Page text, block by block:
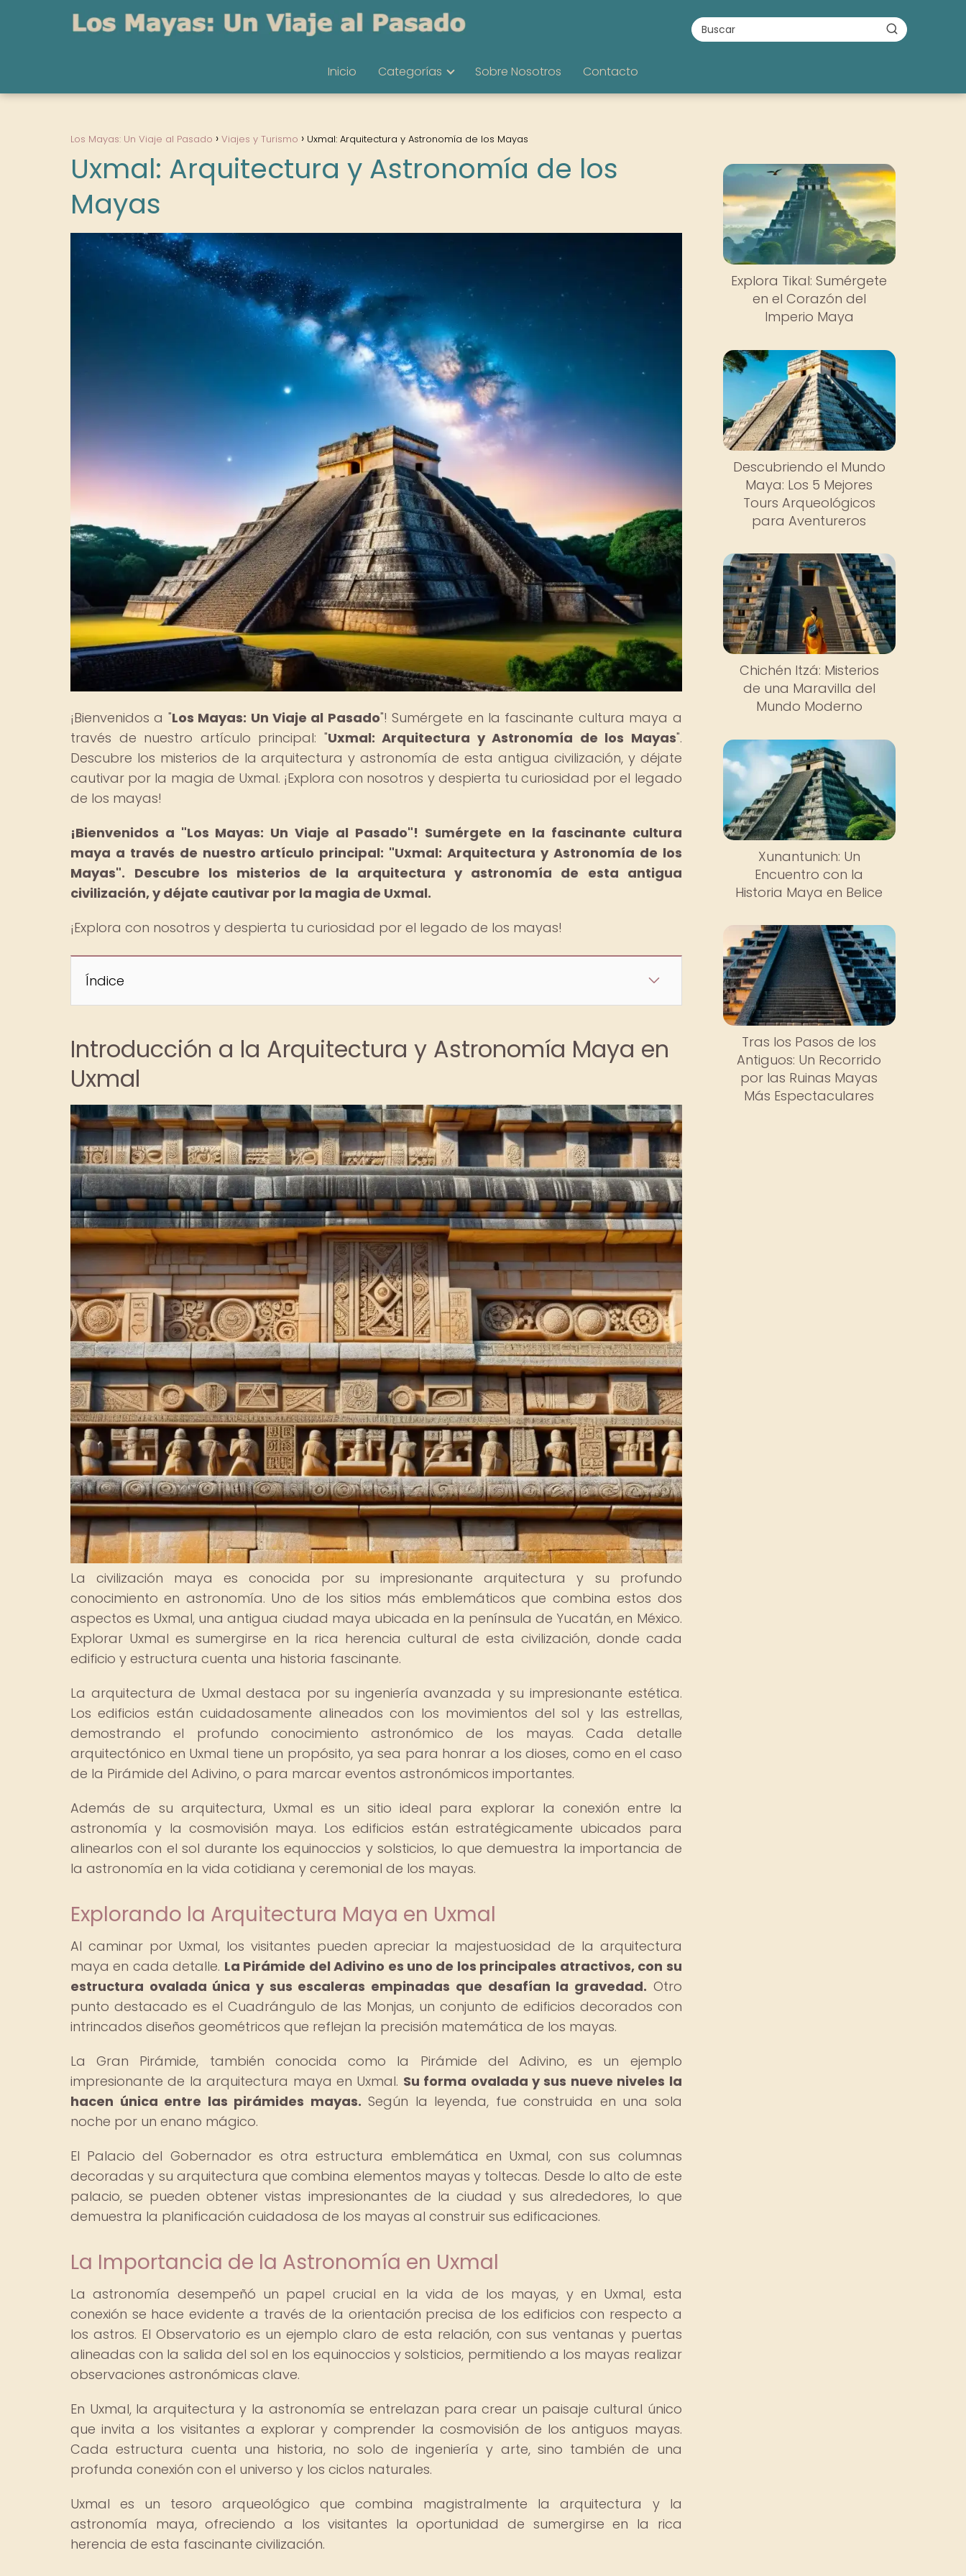
Inicio Categorías Sobre Nosotros Contacto
Los Mayas: Un Viaje al Pasado Viajes y Turismo Uxmal: Arquitectura y Astronomía de los Mayas
Uxmal: Arquitectura y Astronomía de los
Mayas
¡Bienvenidos a "Los Mayas: Un Viaje al Pasado"! Sumérgete en la fascinante cultura maya a
través de nuestro artículo principal: "Uxmal: Arquitectura y Astronomía de los Mayas".
Descubre los misterios de la arquitectura y astronomía de esta antigua civilización, y déjate
cautivar por la magia de Uxmal. ¡Explora con nosotros y despierta tu curiosidad por el legado
de los mayas!
¡Bienvenidos a "Los Mayas: Un Viaje al Pasado"! Sumérgete en la fascinante cultura
maya a través de nuestro artículo principal: "Uxmal: Arquitectura y Astronomía de los
Mayas". Descubre los misterios de la arquitectura y astronomía de esta antigua
civilización, y déjate cautivar por la magia de Uxmal.
¡Explora con nosotros y despierta tu curiosidad por el legado de los mayas!
Índice
Introducción a la Arquitectura y Astronomía Maya en
Uxmal
La civilización maya es conocida por su impresionante arquitectura y su profundo
conocimiento en astronomía. Uno de los sitios más emblemáticos que combina estos dos
aspectos es Uxmal, una antigua ciudad maya ubicada en la península de Yucatán, en México.
Explorar Uxmal es sumergirse en la rica herencia cultural de esta civilización, donde cada
edificio y estructura cuenta una historia fascinante.
La arquitectura de Uxmal destaca por su ingeniería avanzada y su impresionante estética.
Los edificios están cuidadosamente alineados con los movimientos del sol y las estrellas,
demostrando el profundo conocimiento astronómico de los mayas. Cada detalle
arquitectónico en Uxmal tiene un propósito, ya sea para honrar a los dioses, como en el caso
de la Pirámide del Adivino, o para marcar eventos astronómicos importantes.
Además de su arquitectura, Uxmal es un sitio ideal para explorar la conexión entre la
astronomía y la cosmovisión maya. Los edificios están estratégicamente ubicados para
alinearlos con el sol durante los equinoccios y solsticios, lo que demuestra la importancia de
la astronomía en la vida cotidiana y ceremonial de los mayas.
Explorando la Arquitectura Maya en Uxmal
Al caminar por Uxmal, los visitantes pueden apreciar la majestuosidad de la arquitectura
maya en cada detalle. La Pirámide del Adivino es uno de los principales atractivos, con su
estructura ovalada única y sus escaleras empinadas que desafían la gravedad. Otro
punto destacado es el Cuadrángulo de las Monjas, un conjunto de edificios decorados con
intrincados diseños geométricos que reflejan la precisión matemática de los mayas.
La Gran Pirámide, también conocida como la Pirámide del Adivino, es un ejemplo
impresionante de la arquitectura maya en Uxmal. Su forma ovalada y sus nueve niveles la
hacen única entre las pirámides mayas. Según la leyenda, fue construida en una sola
noche por un enano mágico.
El Palacio del Gobernador es otra estructura emblemática en Uxmal, con sus columnas
decoradas y su arquitectura que combina elementos mayas y toltecas. Desde lo alto de este
palacio, se pueden obtener vistas impresionantes de la ciudad y sus alrededores, lo que
demuestra la planificación cuidadosa de los mayas al construir sus edificaciones.
La Importancia de la Astronomía en Uxmal
La astronomía desempeñó un papel crucial en la vida de los mayas, y en Uxmal, esta
conexión se hace evidente a través de la orientación precisa de los edificios con respecto a
los astros. El Observatorio es un ejemplo claro de esta relación, con sus ventanas y puertas
alineadas con la salida del sol en los equinoccios y solsticios, permitiendo a los mayas realizar
observaciones astronómicas clave.
En Uxmal, la arquitectura y la astronomía se entrelazan para crear un paisaje cultural único
que invita a los visitantes a explorar y comprender la cosmovisión de los antiguos mayas.
Cada estructura cuenta una historia, no solo de ingeniería y arte, sino también de una
profunda conexión con el universo y los ciclos naturales.
Uxmal es un tesoro arqueológico que combina magistralmente la arquitectura y la
astronomía maya, ofreciendo a los visitantes la oportunidad de sumergirse en la rica
herencia de esta fascinante civilización.
Explora Tikal: Sumérgete
en el Corazón del
Imperio Maya
Descubriendo el Mundo
Maya: Los 5 Mejores
Tours Arqueológicos
para Aventureros
Chichén Itzá: Misterios
de una Maravilla del
Mundo Moderno
Xunantunich: Un
Encuentro con la
Historia Maya en Belice
Tras los Pasos de los
Antiguos: Un Recorrido
por las Ruinas Mayas
Más Espectaculares